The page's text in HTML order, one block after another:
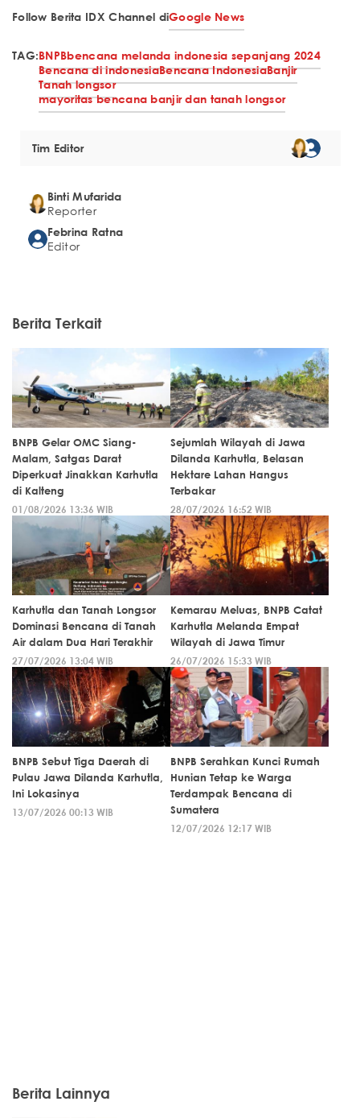
Follow Berita IDX Channel diGoogle News
TAG:BNPBbencana melanda indonesia sepanjang 2024
Bencana di indonesiaBencana IndonesiaBanjir
Tanah longsor
mayoritas bencana banjir dan tanah longsor
Tim Editor
Binti Mufarida
Reporter
Febrina Ratna
Editor
Berita Terkait
BNPB Gelar OMC Siang-
Malam, Satgas Darat
Diperkuat Jinakkan Karhutla
di Kalteng
01/08/2026 13:36 WIB
Sejumlah Wilayah di Jawa
Dilanda Karhutla, Belasan
Hektare Lahan Hangus
Terbakar
28/07/2026 16:52 WIB
Karhutla dan Tanah Longsor
Dominasi Bencana di Tanah
Air dalam Dua Hari Terakhir
27/07/2026 13:04 WIB
Kemarau Meluas, BNPB Catat
Karhutla Melanda Empat
Wilayah di Jawa Timur
26/07/2026 15:33 WIB
BNPB Sebut Tiga Daerah di
Pulau Jawa Dilanda Karhutla,
Ini Lokasinya
13/07/2026 00:13 WIB
BNPB Serahkan Kunci Rumah
Hunian Tetap ke Warga
Terdampak Bencana di
Sumatera
12/07/2026 12:17 WIB
Berita Lainnya